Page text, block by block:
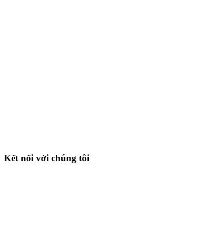
Kết nối với chúng tôi